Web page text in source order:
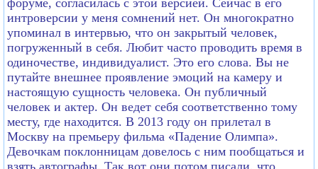
форуме, согласилась с этой версией. Сейчас в его
интроверсии у меня сомнений нет. Он многократно
упоминал в интервью, что он закрытый человек,
погруженный в себя. Любит часто проводить время в
одиночестве, индивидуалист. Это его слова. Вы не
путайте внешнее проявление эмоций на камеру и
настоящую сущность человека. Он публичный
человек и актер. Он ведет себя соответственно тому
месту, где находится. В 2013 году он прилетал в
Москву на премьеру фильма «Падение Олимпа».
Девочкам поклонницам довелось с ним пообщаться и